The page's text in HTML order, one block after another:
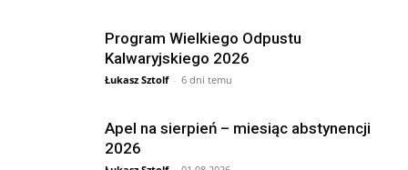
Program Wielkiego Odpustu
Kalwaryjskiego 2026
Łukasz Sztolf - 6 dni temu
Apel na sierpień – miesiąc abstynencji
2026